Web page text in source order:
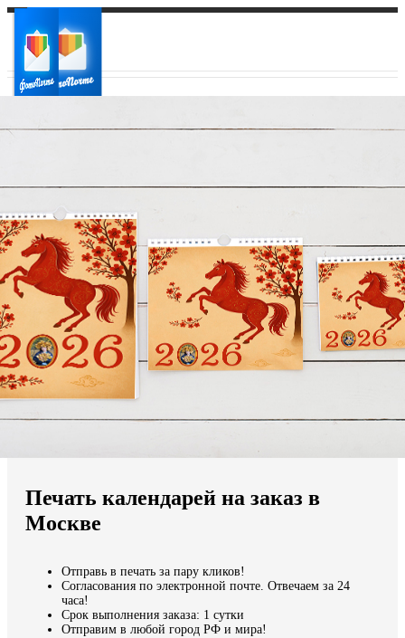
Ваш регион доставки
Выберите из списка:
Мы доставляем по всему миру
Продолжить без города
Печать календарей на заказ в
Москве
Отправь в печать за пару кликов!
Согласования по электронной почте. Отвечаем за 24
часа!
Срок выполнения заказа: 1 сутки
Отправим в любой город РФ и мира!